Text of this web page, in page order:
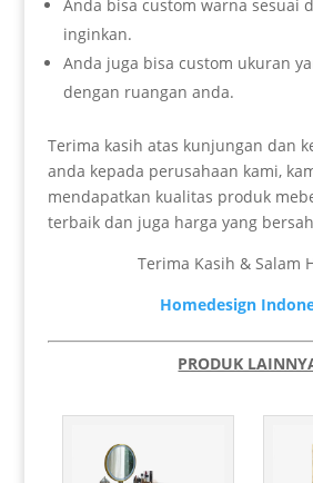
Anda bisa custom warna sesuai
inginkan.
Anda juga bisa custom ukuran
dengan ruangan anda.
Terima kasih atas kunjungan dan
anda kepada perusahaan kami,
mendapatkan kualitas produk
terbaik dan juga harga yang
Terima Kasih & Salam
Homedesign
PRODUK